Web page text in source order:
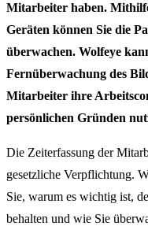
Mitarbeiter haben.
Geräten können Sie die
überwachen. Wolfeye
Fernüberwachung des
Mitarbeiter ihre
persönlichen Gründen
Die Zeiterfassung der
gesetzliche Verpflichtung.
Sie, warum es wichtig ist,
behalten und wie Sie